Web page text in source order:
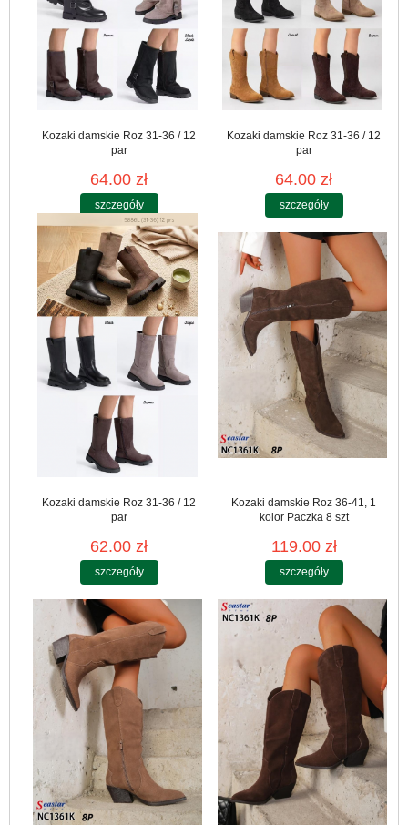
Kozaki damskie Roz 31-36 / 12
par
64.00 zł
szczegóły
Kozaki damskie Roz 31-36 / 12
par
64.00 zł
szczegóły
Kozaki damskie Roz 31-36 / 12
par
62.00 zł
szczegóły
Kozaki damskie Roz 36-41, 1
kolor Paczka 8 szt
119.00 zł
szczegóły